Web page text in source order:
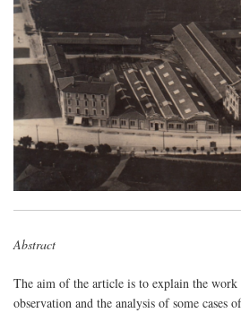
Abstract
The aim of the article is to explain the
observation and the analysis of some cases